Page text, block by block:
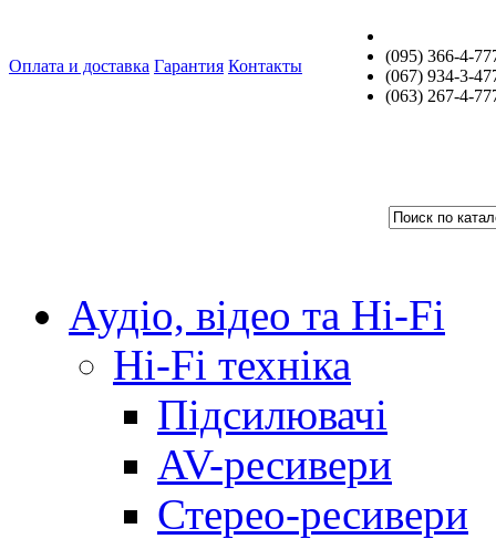
Оплата и доставка Гарантия Контакты
(095) 366-4-
(067) 934-3-
(063) 267-4-
Аудіо, відео та Hi-Fi
Hi-Fi техніка
Підсилювачі
AV-ресивери
Стерео-ресивери